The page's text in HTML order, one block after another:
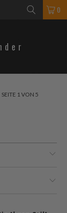
0
SEITE 1 VON 5